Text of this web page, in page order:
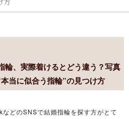
輪、実際着けるとどう違う？写真
当に似合う指輪”の見つけ方
どのSNSで結婚指輪を探す方がとて